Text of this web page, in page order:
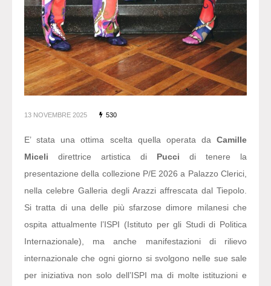
13 NOVEMBRE 2025 530
E’ stata una ottima scelta quella operata da Camille
Miceli direttrice artistica di Pucci di tenere la
presentazione della collezione P/E 2026 a Palazzo Clerici,
nella celebre Galleria degli Arazzi affrescata dal Tiepolo.
Si tratta di una delle più sfarzose dimore milanesi che
ospita attualmente l’ISPI (Istituto per gli Studi di Politica
Internazionale), ma anche manifestazioni di rilievo
internazionale che ogni giorno si svolgono nelle sue sale
per iniziativa non solo dell’ISPI ma di molte istituzioni e